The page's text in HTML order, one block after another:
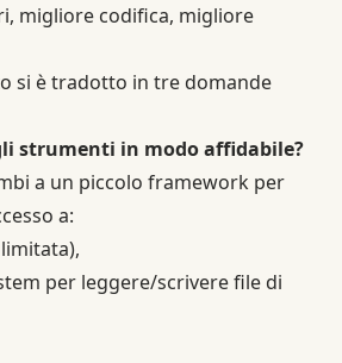
migliore codifica, migliore
si è tradotto in tre domande
strumenti in modo affidabile?
a un piccolo framework per
a:
per leggere/scrivere file di